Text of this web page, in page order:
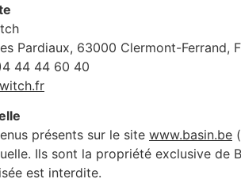
Pardiaux, 63000 Clermont-Ferrand,
44 44 60 40
présents sur le site www.basin.be
Ils sont la propriété exclusive de
est interdite.